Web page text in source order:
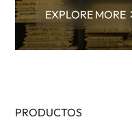
EXPLORE MORE
PRODUCTOS